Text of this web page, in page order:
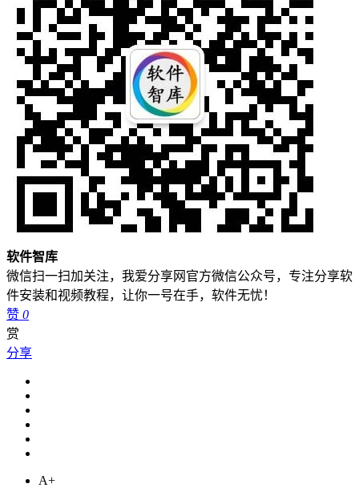
软件智库
微信扫一扫加关注，我爱分享网官方微信公众号，专注分享软
件安装和视频教程，让你一号在手，软件无忧！
赞 0
赏
分享
A+